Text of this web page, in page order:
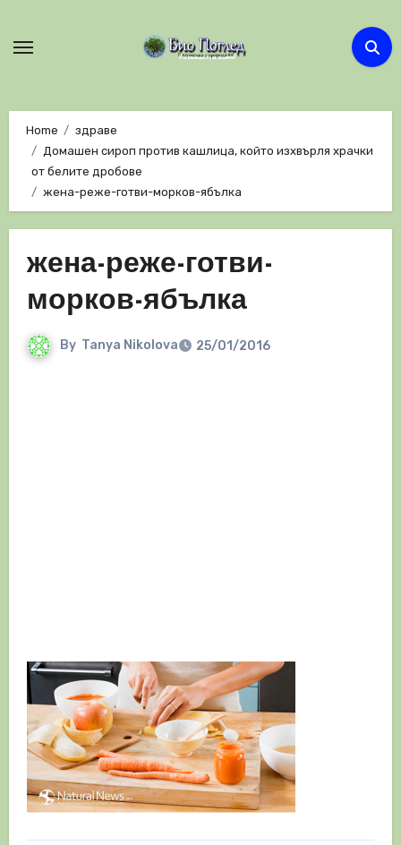
Home
здраве
Домашен сироп против кашлица, който изхвърля храчки
от белите дробове
жена-реже-готви-морков-ябълка
жена-реже-готви-
морков-ябълка
By Tanya Nikolova 25/01/2016